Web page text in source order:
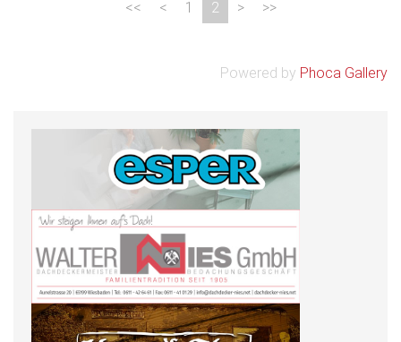
1 2
Powered by Phoca Gallery